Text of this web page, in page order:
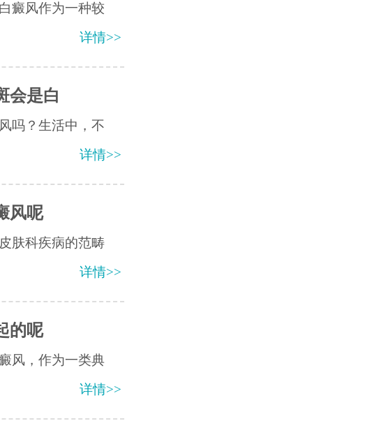
癜风作为一种较
详情>>
会是白
吗？生活中，不
详情>>
风呢
肤科疾病的范畴
详情>>
的呢
风，作为一类典
详情>>